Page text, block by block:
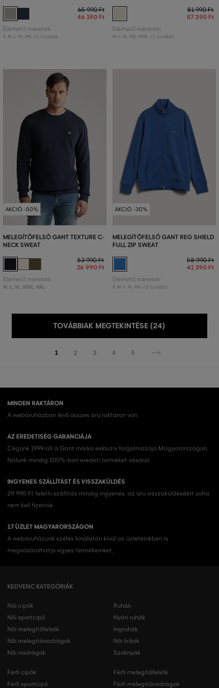
65 990 Ft
46 190 Ft
Elérhető méretek:
S, M L, XL, XXL +2 további
81 990 Ft
57 390 Ft
Elérhető méretek:
M L, XL, XXL, XXXL +1 további
AKCIÓ -50%
MELEGÍTŐFELSŐ GANT TEXTURE C-
NECK SWEAT
53 990 Ft
26 990 Ft
Elérhető méretek:
M, L, XL, XXXL, 4XL
AKCIÓ -30%
MELEGÍTŐFELSŐ GANT REG SHIELD
FULL ZIP SWEAT
58 990 Ft
41 290 Ft
Elérhető méretek:
S, M L, XL, XXL +2 további
TOVÁBBIAK MEGTEKINTÉSE (24)
1 2 3 4 5
MINDEN RAKTÁRON
A webáruházban lévő összes áru raktáron van.
AZ EREDETISÉG GARANCIÁJA
Cégünk 1999-től a Gant márka exkluzív forgalmazója Magyarországon.
Nálunk mindig 100%-ban eredeti terméket vásárol.
INGYENES SZÁLLÍTÁST ÉS VISSZAKÜLDÉS
29 990 Ft feletti szállítás mindig ingyenes, az áru visszaküldéséért soha
nem kell fizetnie.
17 ÜZLET MAGYARORSZÁGON
A webáruházunk széles kínálatán kívül az üzleteinkben is
megvásárolhatja egyes termékeinket.
KEDVENC KATEGÓRIÁK
Női cipők
Női sportcipő
Női melegítőfelsők
Női melegítőnadrágok
Női nadrágok
Ruhák
Nyári ruhák
Ingruhák
Női trikók
Szoknyák
Férfi cipők
Férfi sportcipő
Férfi melegítőfelsők
Férfi melegítőnadrágok